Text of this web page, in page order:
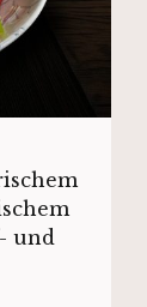
und